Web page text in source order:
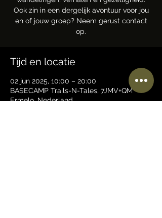
Ook zin in een dergelijk avontuur voor jou
en of jouw groep? Neem gerust contact
op.
Tijd en locatie
02 jun 2025, 10:00 – 20:00
BASECAMP Trails-N-Tales, 7JMV+QM
Ermelo, Nederland